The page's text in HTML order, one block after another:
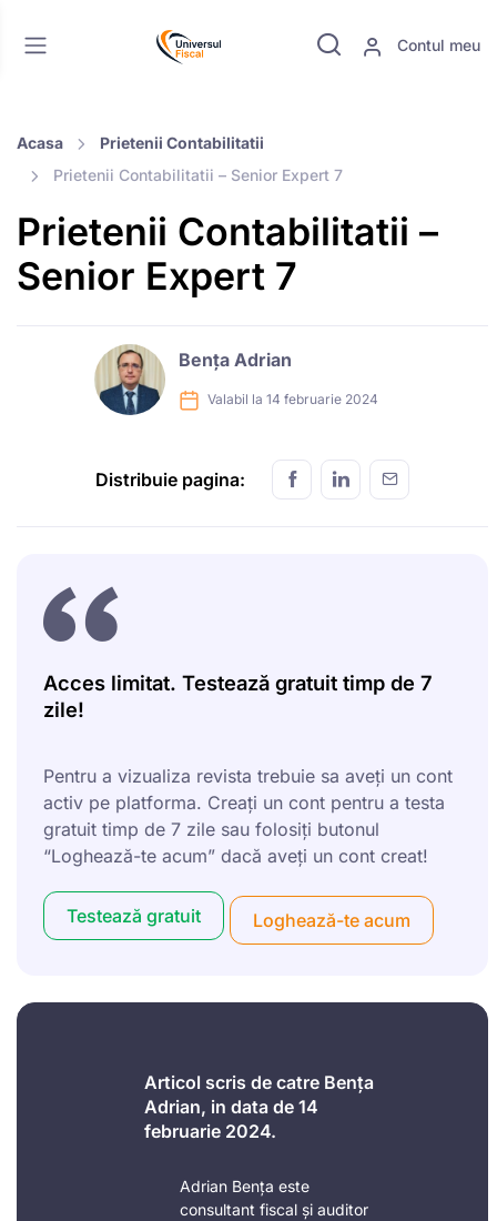
Contul meu
Acasa
Prietenii Contabilitatii
Prietenii Contabilitatii – Senior Expert 7
Prietenii Contabilitatii –
Senior Expert 7
Bența Adrian
Valabil la 14 februarie 2024
Distribuie pagina:
Acces limitat. Testează gratuit timp de 7
zile!
Pentru a vizualiza revista trebuie sa aveți un cont
activ pe platforma. Creați un cont pentru a testa
gratuit timp de 7 zile sau folosiți butonul
“Loghează-te acum” dacă aveți un cont creat!
Testează gratuit Loghează-te acum
Articol scris de catre Bența
Adrian, in data de 14
februarie 2024.
Adrian Bența este
consultant fiscal și auditor